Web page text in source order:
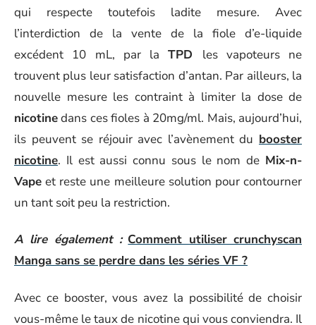
qui respecte toutefois ladite mesure. Avec
l’interdiction de la vente de la fiole d’e-liquide
excédent 10 mL, par laTPD les vapoteurs ne
trouvent plus leur satisfaction d’antan. Par ailleurs, la
nouvelle mesure les contraint à limiter la dose de
nicotinedans ces fioles à 20mg/ml. Mais, aujourd’hui,
ils peuvent se réjouir avec l’avènement du booster
nicotine. Il est aussi connu sous le nom de Mix-n-
Vape et reste une meilleure solution pour contourner
un tant soit peu la restriction.
A lire également : Comment utiliser crunchyscan
Manga sans se perdre dans les séries VF ?
Avec ce booster, vous avez la possibilité de choisir
vous-même le taux de nicotine qui vous conviendra. Il